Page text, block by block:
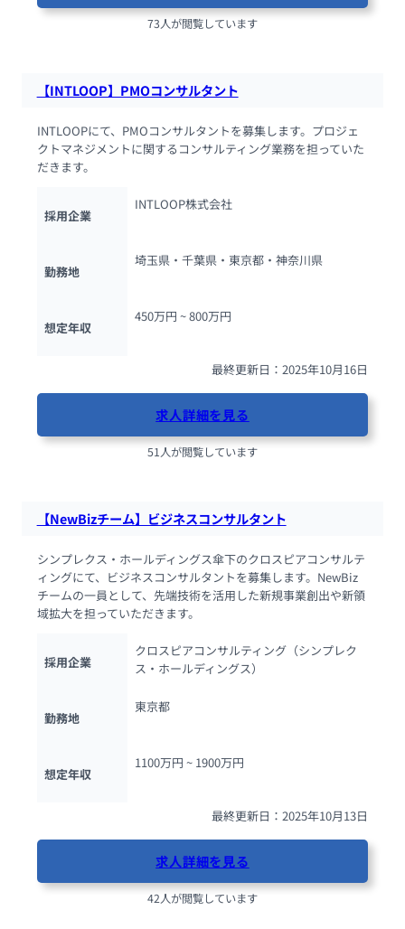
73人が閲覧しています
【INTLOOP】PMOコンサルタント
INTLOOPにて、PMOコンサルタントを募集します。プロジェ
クトマネジメントに関するコンサルティング業務を担っていた
だきます。
採用企業
INTLOOP株式会社
勤務地
埼玉県・千葉県・東京都・神奈川県
想定年収
450万円 ~ 800万円
最終更新日：2025年10月16日
求人詳細を見る
51人が閲覧しています
【NewBizチーム】ビジネスコンサルタント
シンプレクス・ホールディングス傘下のクロスピアコンサルテ
ィングにて、ビジネスコンサルタントを募集します。NewBiz
チームの一員として、先端技術を活用した新規事業創出や新領
域拡大を担っていただきます。
採用企業
クロスピアコンサルティング（シンプレク
ス・ホールディングス）
勤務地
東京都
想定年収
1100万円 ~ 1900万円
最終更新日：2025年10月13日
求人詳細を見る
42人が閲覧しています